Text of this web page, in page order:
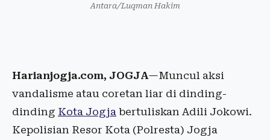
Antara/Luqman Hakim
Harianjogja.com, JOGJA—Muncul aksi
vandalisme atau coretan liar di dinding-
dinding Kota Jogja bertuliskan Adili Jokowi.
Kepolisian Resor Kota (Polresta) Jogja